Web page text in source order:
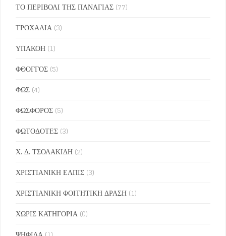
ΤΟ ΠΕΡΙΒΟΛΙ ΤΗΣ ΠΑΝΑΓΙΑΣ (77)
ΤΡΟΧΑΛΙΑ (3)
ΥΠΑΚΟΗ (1)
ΦΘΟΓΓΟΣ (5)
ΦΩΣ (4)
ΦΩΣΦΟΡΟΣ (5)
ΦΩΤΟΔΟΤΕΣ (3)
Χ. Δ. ΤΣΟΛΑΚΙΔΗ (2)
ΧΡΙΣΤΙΑΝΙΚΗ ΕΛΠΙΣ (3)
ΧΡΙΣΤΙΑΝΙΚΗ ΦΟΙΤΗΤΙΚΗ ΔΡΑΣΗ (1)
ΧΩΡΙΣ ΚΑΤΗΓΟΡΙΑ (0)